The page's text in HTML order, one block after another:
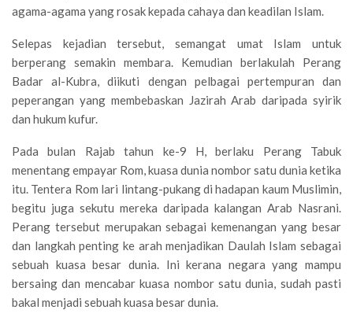
agama-agama yang rosak kepada cahaya dan keadilan Islam.
Selepas kejadian tersebut, semangat umat Islam untuk
berperang semakin membara. Kemudian berlakulah Perang
Badar al-Kubra, diikuti dengan pelbagai pertempuran dan
peperangan yang membebaskan Jazirah Arab daripada syirik
dan hukum kufur.
Pada bulan Rajab tahun ke-9 H, berlaku Perang Tabuk
menentang empayar Rom, kuasa dunia nombor satu dunia ketika
itu. Tentera Rom lari lintang-pukang di hadapan kaum Muslimin,
begitu juga sekutu mereka daripada kalangan Arab Nasrani.
Perang tersebut merupakan sebagai kemenangan yang besar
dan langkah penting ke arah menjadikan Daulah Islam sebagai
sebuah kuasa besar dunia. Ini kerana negara yang mampu
bersaing dan mencabar kuasa nombor satu dunia, sudah pasti
bakal menjadi sebuah kuasa besar dunia.